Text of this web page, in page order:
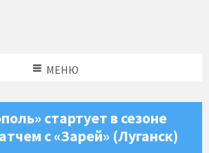
МЕНЮ
стартует в сезоне
с «Зарей» (Луганск)